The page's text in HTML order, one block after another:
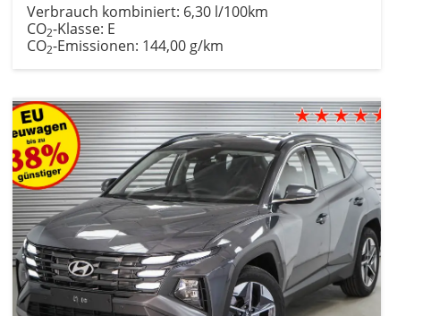
Verbrauch kombiniert: 6,30 l/100km
CO2-Klasse: E
CO2-Emissionen: 144,00 g/km